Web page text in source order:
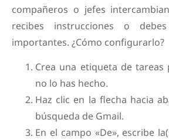
compañeros o jefes
recibes instrucciones o
importantes. ¿Cómo configurarlo?
Crea una etiqueta de tareas
no lo has hecho.
Haz clic en la flecha hacia
búsqueda de Gmail.
En el campo «De», escribe